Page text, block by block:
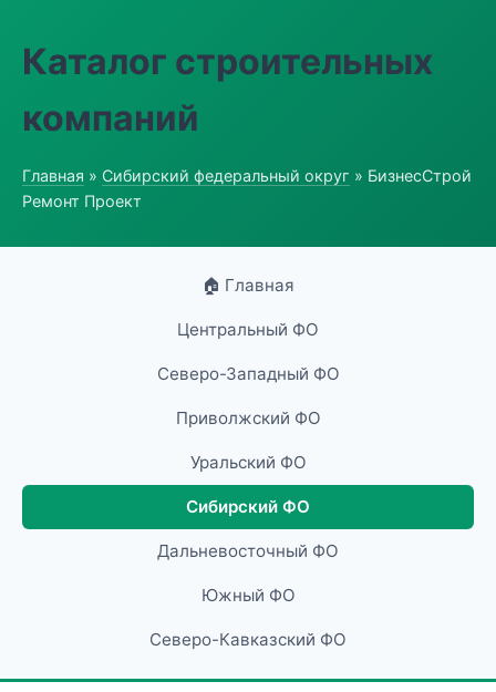
Каталог строительных
компаний
Главная » Сибирский федеральный округ » БизнесСтрой
Ремонт Проект
🏠 Главная
Центральный ФО
Северо-Западный ФО
Приволжский ФО
Уральский ФО
Сибирский ФО
Дальневосточный ФО
Южный ФО
Северо-Кавказский ФО